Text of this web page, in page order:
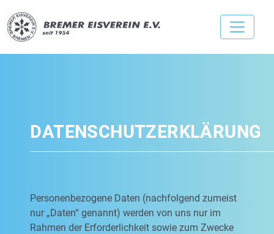
DATENSCHUTZERKLÄRUNG
Personenbezogene Daten (nachfolgend zumeist
nur „Daten“ genannt) werden von uns nur im
Rahmen der Erforderlichkeit sowie zum Zwecke